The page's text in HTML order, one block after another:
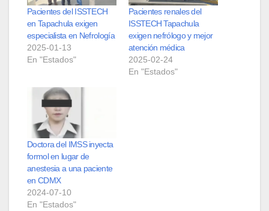
Pacientes del ISSTECH
en Tapachula exigen
especialista en Nefrología
2025-01-13
En "Estados"
Pacientes renales del
ISSTECH Tapachula
exigen nefrólogo y mejor
atención médica
2025-02-24
En "Estados"
Doctora del IMSS inyecta
formol en lugar de
anestesia a una paciente
en CDMX
2024-07-10
En "Estados"